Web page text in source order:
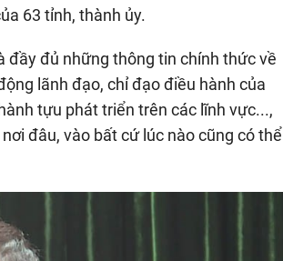
63 tỉnh, thành ủy.
đầy đủ những thông tin chính thức về
lãnh đạo, chỉ đạo điều hành của
tựu phát triển trên các lĩnh vực...,
đâu, vào bất cứ lúc nào cũng có thể